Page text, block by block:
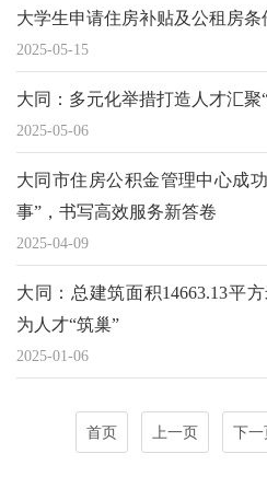
大学生申请住房补贴及公租房条
2025-05-15
大同：多元化举措打造人才汇聚
2025-05-06
大同市住房公积金管理中心成
事”，书写高效服务新答卷
2025-04-09
大同：总建筑面积14663.13平
为人才“筑巢”
2025-01-06
首页 上一页 下一